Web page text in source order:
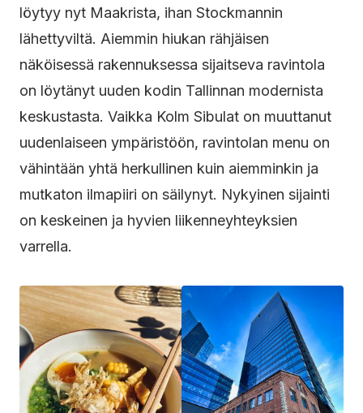
löytyy nyt Maakrista, ihan Stockmannin
lähettyviltä. Aiemmin hiukan rähjäisen
näköisessä rakennuksessa sijaitseva ravintola
on löytänyt uuden kodin Tallinnan modernista
keskustasta. Vaikka Kolm Sibulat on muuttanut
uudenlaiseen ympäristöön, ravintolan menu on
vähintään yhtä herkullinen kuin aiemminkin ja
mutkaton ilmapiiri on säilynyt. Nykyinen sijainti
on keskeinen ja hyvien liikenneyhteyksien
varrella.